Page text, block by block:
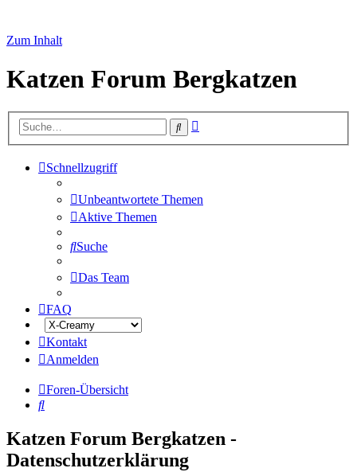
Zum Inhalt
Katzen Forum Bergkatzen
Suche
Schnellzugriff
Unbeantwortete Themen
Aktive Themen
Suche
Das Team
FAQ
Kontakt
Anmelden
Foren-Übersicht
Suche
Katzen Forum Bergkatzen -
Datenschutzerklärung